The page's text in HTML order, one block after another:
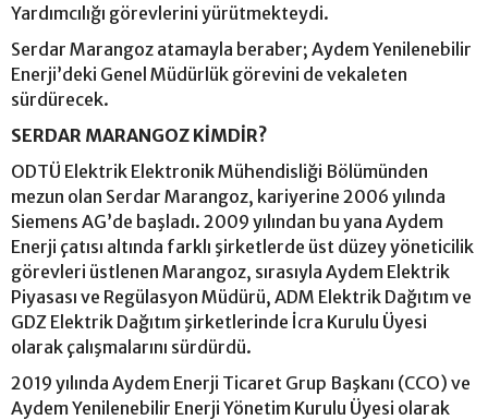
Yardımcılığı görevlerini yürütmekteydi.
Serdar Marangoz atamayla beraber; Aydem Yenilenebilir
Enerji’deki Genel Müdürlük görevini de vekaleten
sürdürecek.
SERDAR MARANGOZ KİMDİR?
ODTÜ Elektrik Elektronik Mühendisliği Bölümünden
mezun olan Serdar Marangoz, kariyerine 2006 yılında
Siemens AG’de başladı. 2009 yılından bu yana Aydem
Enerji çatısı altında farklı şirketlerde üst düzey yöneticilik
görevleri üstlenen Marangoz, sırasıyla Aydem Elektrik
Piyasası ve Regülasyon Müdürü, ADM Elektrik Dağıtım ve
GDZ Elektrik Dağıtım şirketlerinde İcra Kurulu Üyesi
olarak çalışmalarını sürdürdü.
2019 yılında Aydem Enerji Ticaret Grup Başkanı (CCO) ve
Aydem Yenilenebilir Enerji Yönetim Kurulu Üyesi olarak